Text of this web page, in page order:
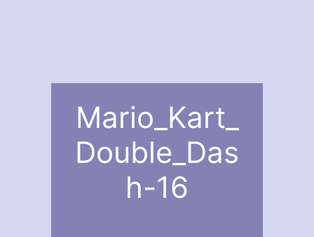
Mario_Kart_
Double_Das
h-16